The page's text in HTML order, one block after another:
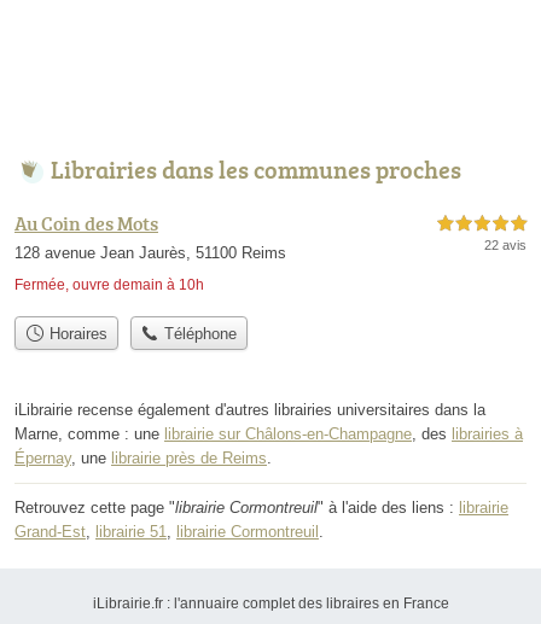
Librairies dans les communes proches
Au Coin des Mots
128 avenue Jean Jaurès, 51100 Reims
Fermée, ouvre demain à 10h
5,0 étoiles sur 5
22 avis
Horaires Téléphone
iLibrairie recense également d'autres librairies universitaires dans la
Marne, comme : une librairie sur Châlons-en-Champagne, des librairies à
Épernay, une librairie près de Reims.
Retrouvez cette page "librairie Cormontreuil" à l'aide des liens : librairie
Grand-Est, librairie 51, librairie Cormontreuil .
iLibrairie.fr : l'annuaire complet des libraires en France